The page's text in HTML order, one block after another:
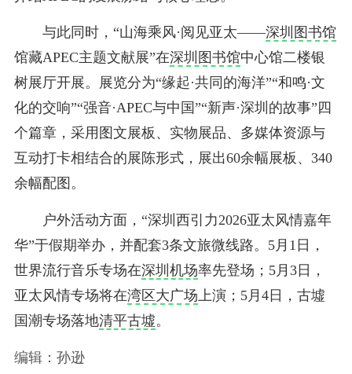
与此同时，“山海乘风·阅见亚太——深圳图书馆
馆藏APEC主题文献展”在深圳图书馆中心馆二楼银
树展厅开展。展览分为“缘起·共同的海洋”“和鸣·文
化的交响”“强音·APEC与中国”“新声·深圳的故事”四
个篇章，采用图文展板、实物展品、多媒体资源与
互动打卡相结合的展陈形式，展出60余幅展板、340
余幅配图。
户外活动方面，“深圳西引力2026亚太风情嘉年
华”于假期举办，并配套3条文旅微线路。5月1日，
世界流行音乐专场在深圳机场率先登场；5月3日，
亚太风情专场将在湾区大广场上演；5月4日，古墟
国潮专场落地清平古墟。
编辑：孙逊